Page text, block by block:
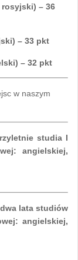
– 36
– 33 pkt
– 32 pkt
w naszym
studia I
angielskiej,
lata studiów
angielskiej,